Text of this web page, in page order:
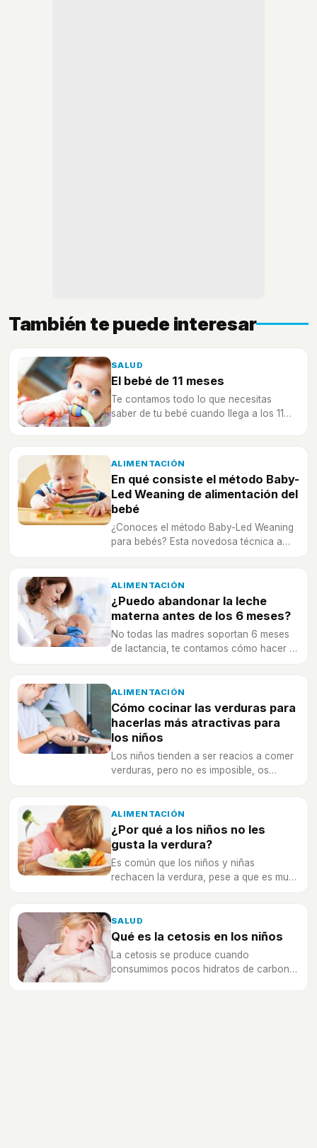
También te puede interesar
SALUD
El bebé de 11 meses
Te contamos todo lo que necesitas
saber de tu bebé cuando llega a los 11
ALIMENTACIÓN
En qué consiste el método Baby-
Led Weaning de alimentación del
bebé
¿Conoces el método Baby-Led Weaning
para bebés? Esta novedosa técnica a
ALIMENTACIÓN
¿Puedo abandonar la leche
materna antes de los 6 meses?
No todas las madres soportan 6 meses
de lactancia, te contamos cómo hacer el
ALIMENTACIÓN
Cómo cocinar las verduras para
hacerlas más atractivas para
los niños
Los niños tienden a ser reacios a comer
verduras, pero no es imposible, os
ALIMENTACIÓN
¿Por qué a los niños no les
gusta la verdura?
Es común que los niños y niñas
rechacen la verdura, pese a que es muy
SALUD
Qué es la cetosis en los niños
La cetosis se produce cuando
consumimos pocos hidratos de carbono,